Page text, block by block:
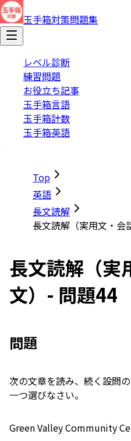
玉手箱対策問題集
レベル診断
練習問題
お役立ち記事
玉手箱言語
玉手箱計数
玉手箱英語
Top
英語
長文読解
長文読解（実用文・会
長文読解（実
文）- 問題44
問題
次の文章を読み、続く設問
一つ選びなさい。
Green Valley Community